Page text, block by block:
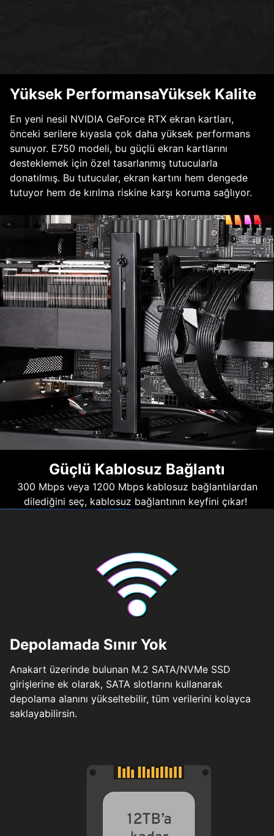
Yüksek PerformansaYüksek Kalite
En yeni nesil NVIDIA GeForce RTX ekran kartları,
önceki serilere kıyasla çok daha yüksek performans
sunuyor. E750 modeli, bu güçlü ekran kartlarını
desteklemek için özel tasarlanmış tutucularla
donatılmış. Bu tutucular, ekran kartını hem dengede
tutuyor hem de kırılma riskine karşı koruma sağlıyor.
Güçlü Kablosuz Bağlantı
300 Mbps veya 1200 Mbps kablosuz bağlantılardan
dilediğini seç, kablosuz bağlantının keyfini çıkar!
Depolamada Sınır Yok
Anakart üzerinde bulunan M.2 SATA/NVMe SSD
girişlerine ek olarak, SATA slotlarını kullanarak
depolama alanını yükseltebilir, tüm verilerini kolayca
saklayabilirsin.